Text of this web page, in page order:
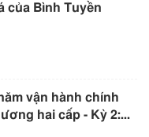
của Bình Tuyền
vận hành chính
hai cấp - Kỳ 2:...